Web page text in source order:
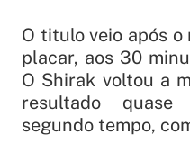
O titulo veio após o
placar, aos 30
O Shirak voltou a
resultado
segundo tempo,